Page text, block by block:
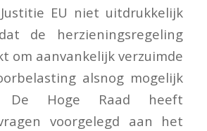
EU niet uitdrukkelijk
de herzieningsregeling
om aanvankelijk verzuimde
alsnog mogelijk
De Hoge Raad heeft
voorgelegd aan het